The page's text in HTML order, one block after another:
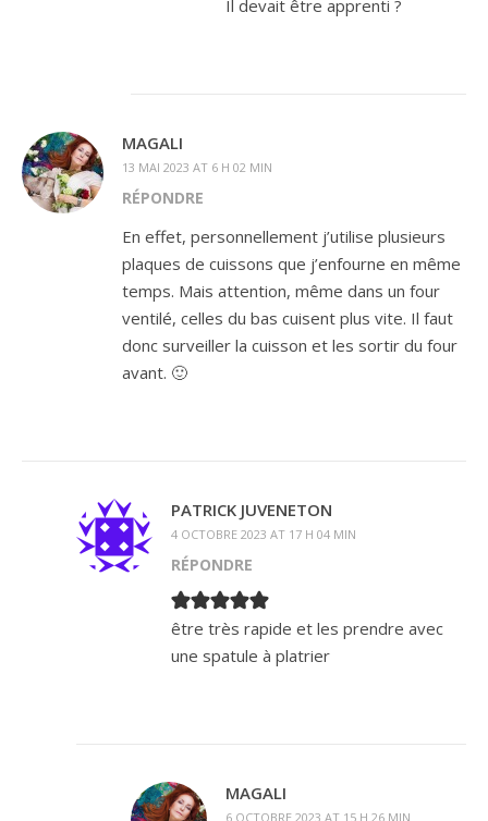
Il devait être apprenti ?
MAGALI
13 MAI 2023 AT 6 H 02 MIN
RÉPONDRE
En effet, personnellement j’utilise plusieurs
plaques de cuissons que j’enfourne en même
temps. Mais attention, même dans un four
ventilé, celles du bas cuisent plus vite. Il faut
donc surveiller la cuisson et les sortir du four
avant. 🙂
PATRICK JUVENETON
4 OCTOBRE 2023 AT 17 H 04 MIN
RÉPONDRE
être très rapide et les prendre avec
une spatule à platrier
MAGALI
6 OCTOBRE 2023 AT 15 H 26 MIN